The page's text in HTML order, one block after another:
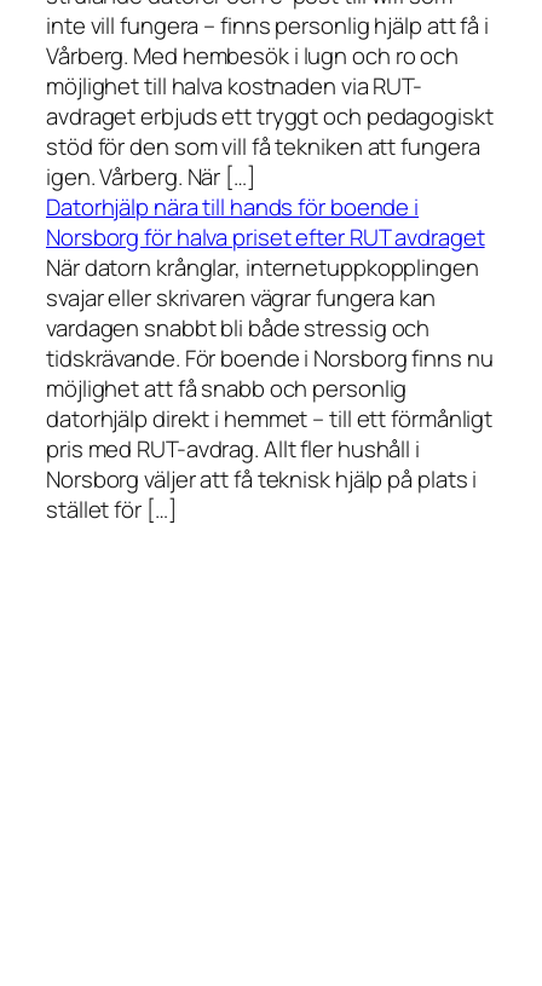
inte vill fungera – finns personlig hjälp att få i
Vårberg. Med hembesök i lugn och ro och
möjlighet till halva kostnaden via RUT-
avdraget erbjuds ett tryggt och pedagogiskt
stöd för den som vill få tekniken att fungera
igen. Vårberg. När […]
Datorhjälp nära till hands för boende i
Norsborg för halva priset efter RUT avdraget
När datorn krånglar, internetuppkopplingen
svajar eller skrivaren vägrar fungera kan
vardagen snabbt bli både stressig och
tidskrävande. För boende i Norsborg finns nu
möjlighet att få snabb och personlig
datorhjälp direkt i hemmet – till ett förmånligt
pris med RUT-avdrag. Allt fler hushåll i
Norsborg väljer att få teknisk hjälp på plats i
stället för […]